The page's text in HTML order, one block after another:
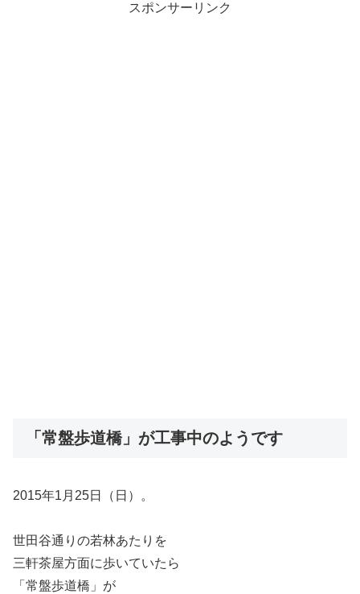
スポンサーリンク
「常盤歩道橋」が工事中のようです
2015年1月25日（日）。
世田谷通りの若林あたりを
三軒茶屋方面に歩いていたら
「常盤歩道橋」が